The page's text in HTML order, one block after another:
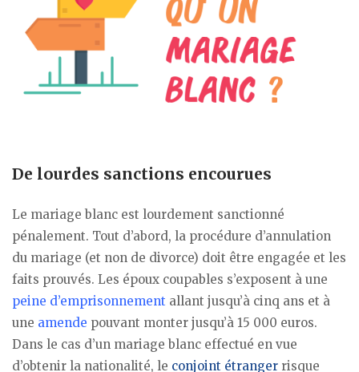
De lourdes sanctions encourues
Le mariage blanc est lourdement sanctionné
pénalement. Tout d’abord, la procédure d’annulation
du mariage (et non de divorce) doit être engagée et les
faits prouvés. Les époux coupables s’exposent à une
peine d’emprisonnement allant jusqu’à cinq ans et à
une amende pouvant monter jusqu’à 15 000 euros.
Dans le cas d’un mariage blanc effectué en vue
d’obtenir la nationalité, le conjoint étranger risque